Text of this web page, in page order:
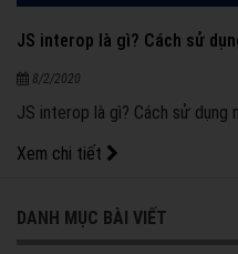
JS interop là gì? Cách sử
8/2/2020
JS interop là gì? Cách sử dụng
Xem chi tiết
DANH MỤC BÀI VIẾT